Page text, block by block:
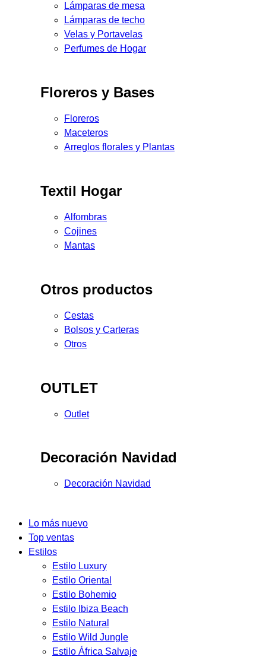
Lámparas de mesa
Lámparas de techo
Velas y Portavelas
Perfumes de Hogar
Floreros y Bases
Floreros
Maceteros
Arreglos florales y Plantas
Textil Hogar
Alfombras
Cojines
Mantas
Otros productos
Cestas
Bolsos y Carteras
Otros
OUTLET
Outlet
Decoración Navidad
Decoración Navidad
Lo más nuevo
Top ventas
Estilos
Estilo Luxury
Estilo Oriental
Estilo Bohemio
Estilo Ibiza Beach
Estilo Natural
Estilo Wild Jungle
Estilo África Salvaje